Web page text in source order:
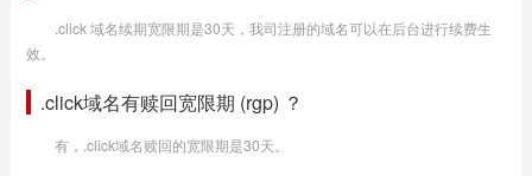
.click 域名续期宽限期是30天，我司注册的域名可以在后台进行续费生
效。
.click域名有赎回宽限期 (rgp) ？
有，.click域名赎回的宽限期是30天。